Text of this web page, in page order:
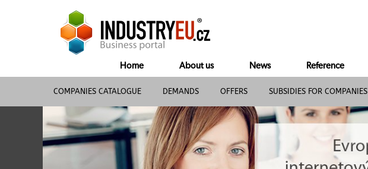
Home About us News Reference
COMPANIES CATALOGUE DEMANDS OFFERS SUBSIDIES FOR COMPANIES